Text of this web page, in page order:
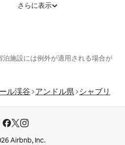
さらに表示
施設には例外が適用される場合が
ル渓谷 アンドル県 シャブリ
Airbnb, Inc.